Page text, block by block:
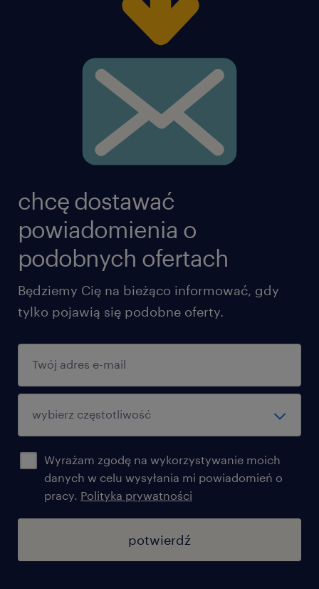
chcę dostawać
powiadomienia o
podobnych ofertach
Będziemy Cię na bieżąco informować, gdy
tylko pojawią się podobne oferty.
Wyrażam zgodę na wykorzystywanie moich
danych w celu wysyłania mi powiadomień o
pracy. Polityka prywatności
potwierdź